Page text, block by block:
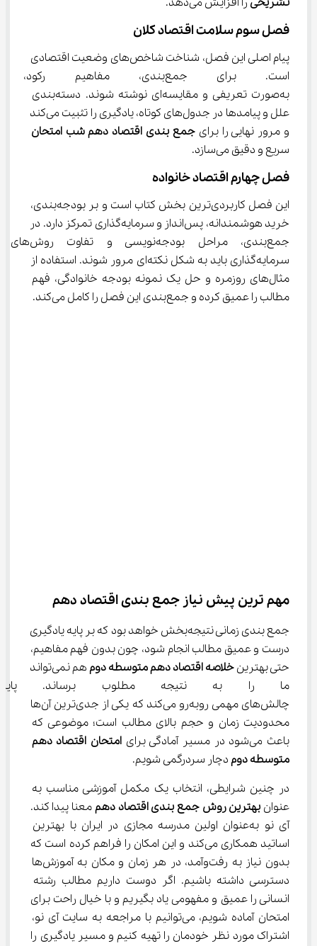
فصل سوم سلامت اقتصاد کلان
پیام اصلی این فصل، شناخت شاخص‌های وضعیت اقتصادی
است. برای جمع‌بندی، مفاهیم
به‌صورت تعریفی و مقایسه‌ای نوشته شوند. دسته‌بندی
علل و پیامدها در جدول‌های کوتاه، یادگیری را تثبیت می‌کند
و مرور نهایی را برای جمع بندی اقتصاد دهم شب امتحان
سریع و دقیق می‌سازد.
فصل چهارم اقتصاد خانواده
این فصل کاربردی‌ترین بخش کتاب است و بر بودجه‌بندی،
خرید هوشمندانه، پس‌انداز و سرمایه‌گذاری تمرکز دارد. در
جمع‌بندی، مراحل بودجه‌نویسی و تفاوت روش‌های
سرمایه‌گذاری باید به شکل نکته‌ای مرور شوند. استفاده از
مثال‌های روزمره و حل یک نمونه بودجه خانوادگی، فهم
مطالب را عمیق کرده و جمع‌بندی این فصل را کامل می‌کند.
مهم ترین پیش نیاز جمع بندی اقتصاد دهم
جمع بندی زمانی نتیجه‌بخش خواهد بود که بر پایه یادگیری
درست و عمیق مطالب انجام شود، چون بدون فهم مفاهیم،
حتی بهترین خلاصه اقتصاد دهم متوسطه دوم
هم نمی‌تواند
ما را به نتیجه مطلوب برساند.
چالش‌های مهمی روبه‌رو می‌کند که یکی از جدی‌ترین آن‌ها
محدودیت زمان و حجم بالای مطالب است؛ موضوعی که
باعث می‌شود در مسیر آمادگی برای
امتحان اقتصاد دهم
متوسطه دوم دچار سردرگمی شویم.
در چنین شرایطی، انتخاب یک مکمل آموزشی مناسب به
عنوان بهترین روش جمع بندی اقتصاد دهم معنا پیدا کند.
آی نو به‌عنوان اولین مدرسه مجازی در ایران با بهترین
اساتید همکاری می‌کند و این امکان را فراهم کرده است که
بدون نیاز به رفت‌وآمد، در هر زمان و مکان به آموزش‌ها
دسترسی داشته باشیم. اگر دوست داریم مطالب رشته
انسانی را عمیق و مفهومی یاد بگیریم و با خیال راحت برای
امتحان آماده شویم، می‌توانیم با مراجعه به سایت آی نو،
اشتراک مورد نظر خودمان را تهیه کنیم و مسیر یادگیری را